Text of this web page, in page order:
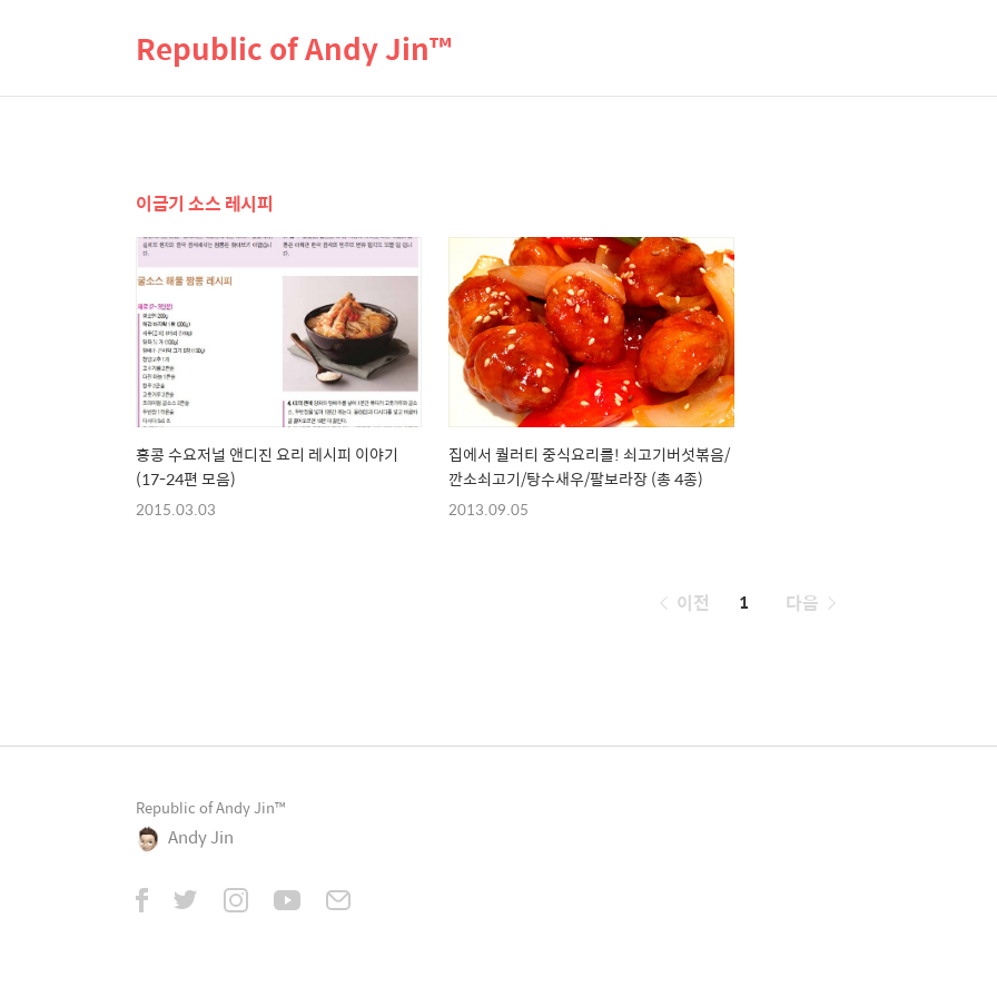
Republic of Andy Jin™
이금기 소스 레시피
홍콩 수요저널 앤디진 요리 레시피 이야기
(17-24편 모음)
2015.03.03
집에서 퀄러티 중식요리를! 쇠고기버섯볶음/
깐소쇠고기/탕수새우/팔보라장 (총 4종)
2013.09.05
페
이전 1 다음
Republic of Andy Jin™
Andy Jin